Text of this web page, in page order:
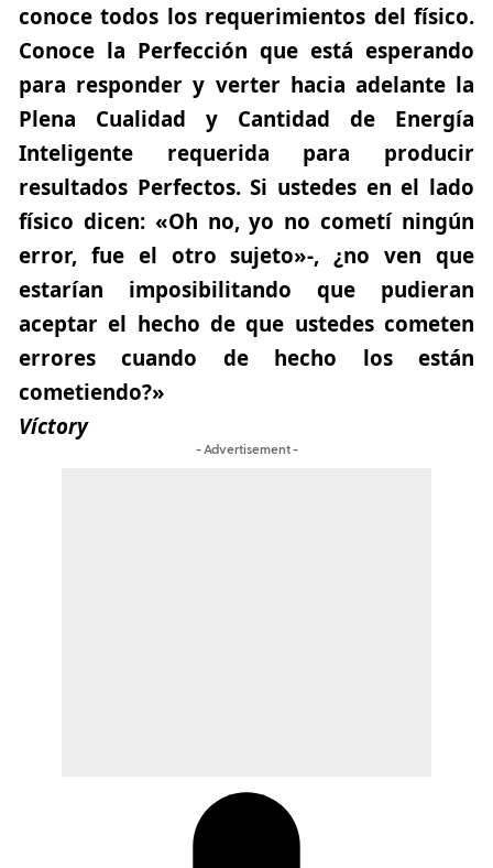
conoce todos los requerimientos del físico.
Conoce la Perfección que está esperando
para responder y verter hacia adelante la
Plena Cualidad y Cantidad de Energía
Inteligente requerida para producir
resultados Perfectos. Si ustedes en el lado
físico dicen: «Oh no, yo no cometí ningún
error, fue el otro sujeto»-, ¿no ven que
estarían imposibilitando que pudieran
aceptar el hecho de que ustedes cometen
errores cuando de hecho los están
cometiendo?»
Víctory
- Advertisement -